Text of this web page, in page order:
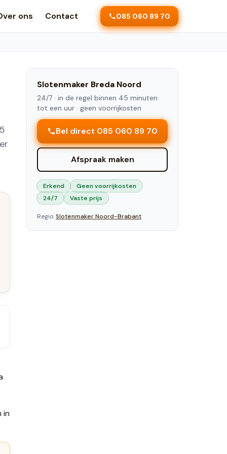
ons Contact 085 060 89 70
in
Slotenmaker Breda Noord
24/7 · in de regel binnen 45 minuten
tot een uur · geen voorrijkosten
Bel direct 085 060 89 70
Afspraak maken
Erkend
Geen voorrijkosten
24/7
Vaste prijs
Regio:SlotenmakerNoord-Brabant